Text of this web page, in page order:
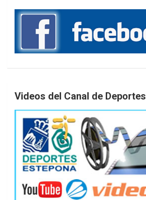
Videos del Canal de Deportes